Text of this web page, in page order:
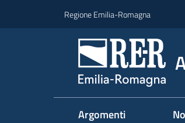
Regione Emilia-Romagna
Argomenti